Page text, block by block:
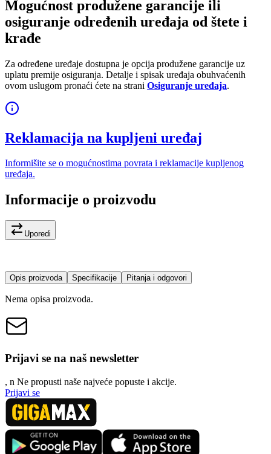
Mogućnost produžene garancije ili
osiguranje određenih uređaja od štete i
krađe
Za određene uređaje dostupna je opcija produžene garancije uz
uplatu premije osiguranja. Detalje i spisak uređaja obuhvaćenih
ovom uslugom pronaći ćete na strani Osiguranje uređaja.
Reklamacija na kupljeni uređaj
Informišite se o mogućnostima povrata i reklamacije kupljenog
uređaja.
Informacije o proizvodu
Uporedi
Opis proizvoda Specifikacije Pitanja i odgovori
Nema opisa proizvoda.
Prijavi se na naš newsletter
, n Ne propusti naše najveće popuste i akcije.
Prijavi se